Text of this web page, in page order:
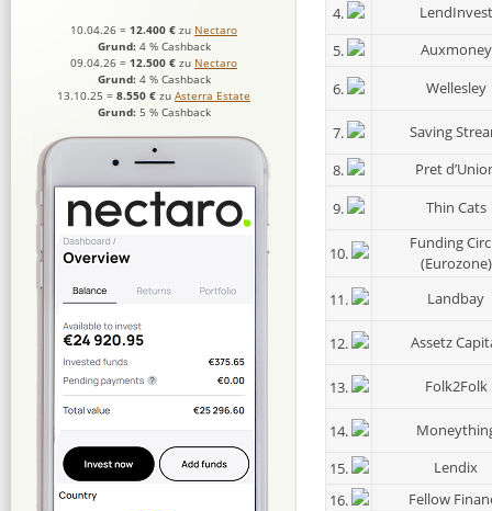
4.
LendInvest
5.
Auxmoney
6.
Wellesley
7.
Saving
8.
Pret
9.
Thin Cats
10.
Funding
(Eurozone)
11.
Landbay
12. Assetz
13. Folk2Folk
14.
15.
Lendix
16.
Fellow
10.04.26 = 12.400 € zu Nectaro
Grund: 4 % Cashback
09.04.26 = 12.500 € zu Nectaro
Grund: 4 % Cashback
13.10.25 = 8.550 € zu Asterra Estate
Grund: 5 % Cashback